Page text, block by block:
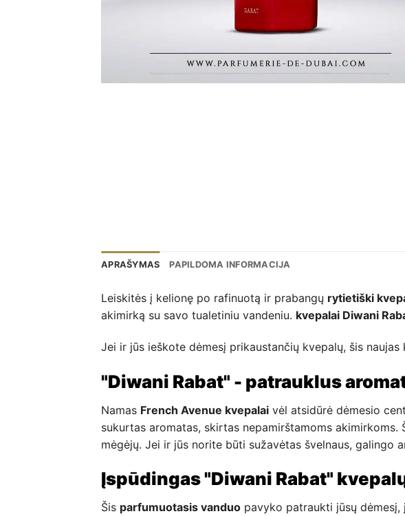
APRAŠYMAS PAPILDOMA INFORMACIJA
Leiskitės į kelionę po rafinuotą ir prabangų rytietiški
akimirką su savo tualetiniu vandeniu. kvepalai Diwani
Jei ir jūs ieškote dėmesį prikaustančių kvepalų, šis
"Diwani Rabat" - patrauklus
Namas French Avenue kvepalai vėl atsidūrė dėmesio
sukurtas aromatas, skirtas nepamirštamoms
mėgėjų. Jei ir jūs norite būti sužavėtas švelnaus, galingo
Įspūdingas "Diwani Rabat"
Šis parfumuotasis vanduo pavyko patraukti jūsų